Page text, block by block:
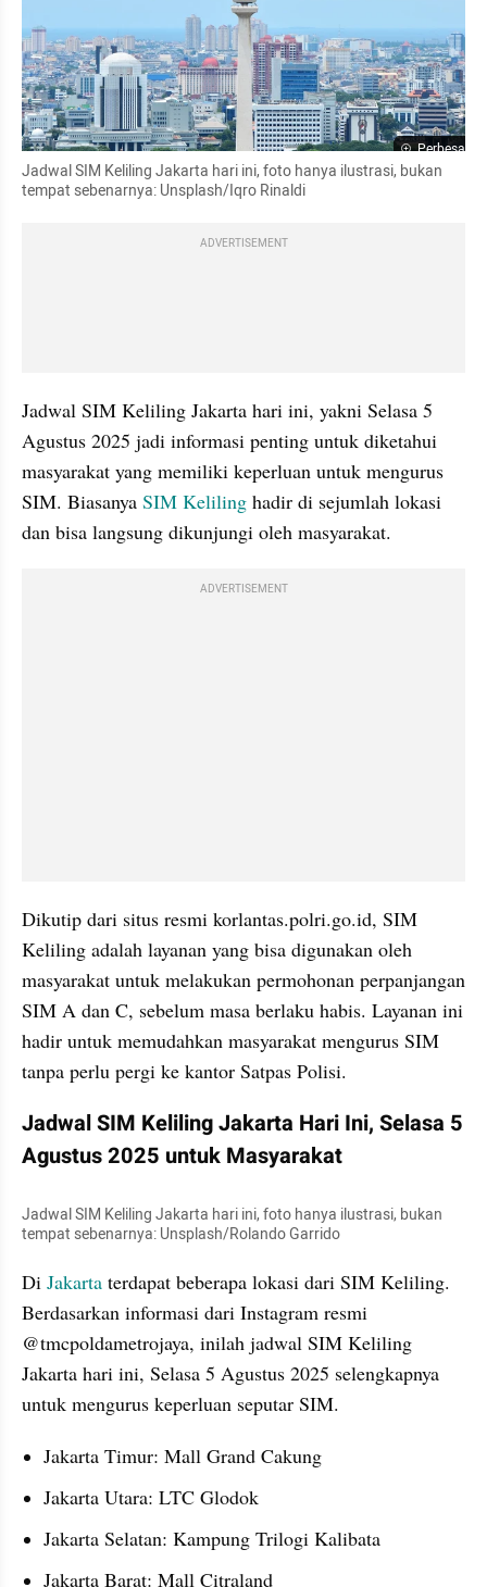
Perbesar
Jadwal SIM Keliling Jakarta hari ini, foto hanya ilustrasi, bukan
tempat sebenarnya: Unsplash/Iqro Rinaldi
ADVERTISEMENT
Jadwal SIM Keliling Jakarta hari ini, yakni Selasa 5
Agustus 2025 jadi informasi penting untuk diketahui
masyarakat yang memiliki keperluan untuk mengurus
SIM. Biasanya SIM Keliling hadir di sejumlah lokasi
dan bisa langsung dikunjungi oleh masyarakat.
ADVERTISEMENT
Dikutip dari situs resmi korlantas.polri.go.id, SIM
Keliling adalah layanan yang bisa digunakan oleh
masyarakat untuk melakukan permohonan perpanjangan
SIM A dan C, sebelum masa berlaku habis. Layanan ini
hadir untuk memudahkan masyarakat mengurus SIM
tanpa perlu pergi ke kantor Satpas Polisi.
Jadwal SIM Keliling Jakarta Hari Ini, Selasa 5
Agustus 2025 untuk Masyarakat
Jadwal SIM Keliling Jakarta hari ini, foto hanya ilustrasi, bukan
tempat sebenarnya: Unsplash/Rolando Garrido
Di Jakarta terdapat beberapa lokasi dari SIM Keliling.
Berdasarkan informasi dari Instagram resmi
@tmcpoldametrojaya, inilah jadwal SIM Keliling
Jakarta hari ini, Selasa 5 Agustus 2025 selengkapnya
untuk mengurus keperluan seputar SIM.
Jakarta Timur: Mall Grand Cakung
Jakarta Utara: LTC Glodok
Jakarta Selatan: Kampung Trilogi Kalibata
Jakarta Barat: Mall Citraland